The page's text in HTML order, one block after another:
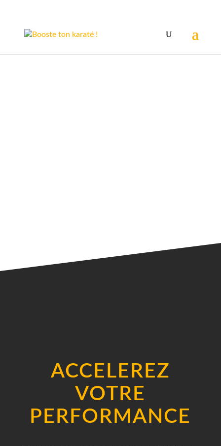
ACCELEREZ
VOTRE
PERFORMANCE